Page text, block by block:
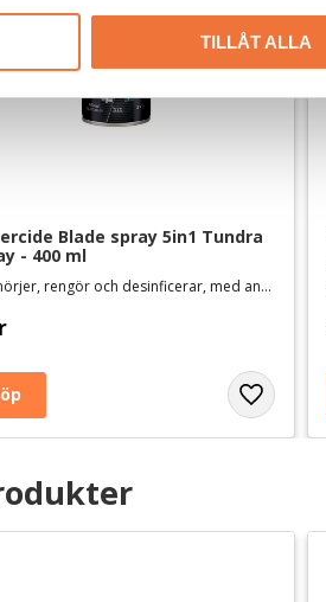
TILLÅT ALLA
Blade spray 5in1 Tundra
- 400 ml
Kyler, smörjer, rengör och desinficerar, med antirost-formula. Svensktillverkad